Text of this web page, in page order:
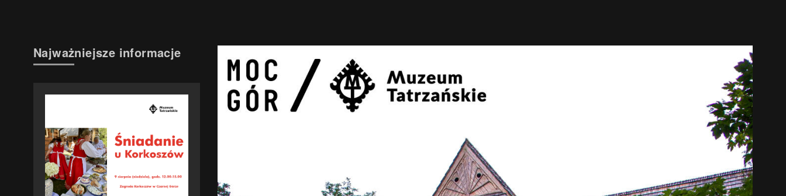
РУССКИЙ
中文 (中国)
日本語
Najważniejsze informacje